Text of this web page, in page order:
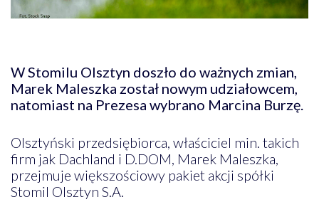
W Stomilu Olsztyn doszło do ważnych zmian,
Marek Maleszka został nowym udziałowcem,
natomiast na Prezesa wybrano Marcina Burzę.
Olsztyński przedsiębiorca, właściciel min. takich
firm jak Dachland i D.DOM, Marek Maleszka,
przejmuje większościowy pakiet akcji spółki
Stomil Olsztyn S.A.